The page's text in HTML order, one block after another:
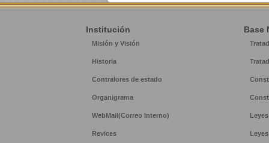
Institución Base
Misión y Visión
Historia
Contralores de estado
Organigrama
WebMail(Correo Interno)
Revices